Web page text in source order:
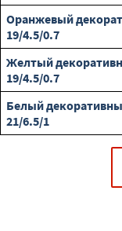
Оранжевый
19/4.5/0.7
Желтый
19/4.5/0.7
Белый
21/6.5/1